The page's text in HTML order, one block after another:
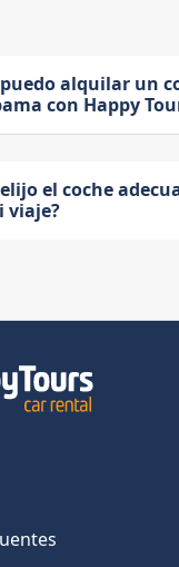
alquilar un
con Happy
el coche
viaje?